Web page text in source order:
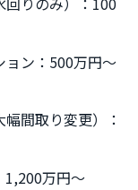
ョン：500万円～
間取り変更）：
1,200万円～